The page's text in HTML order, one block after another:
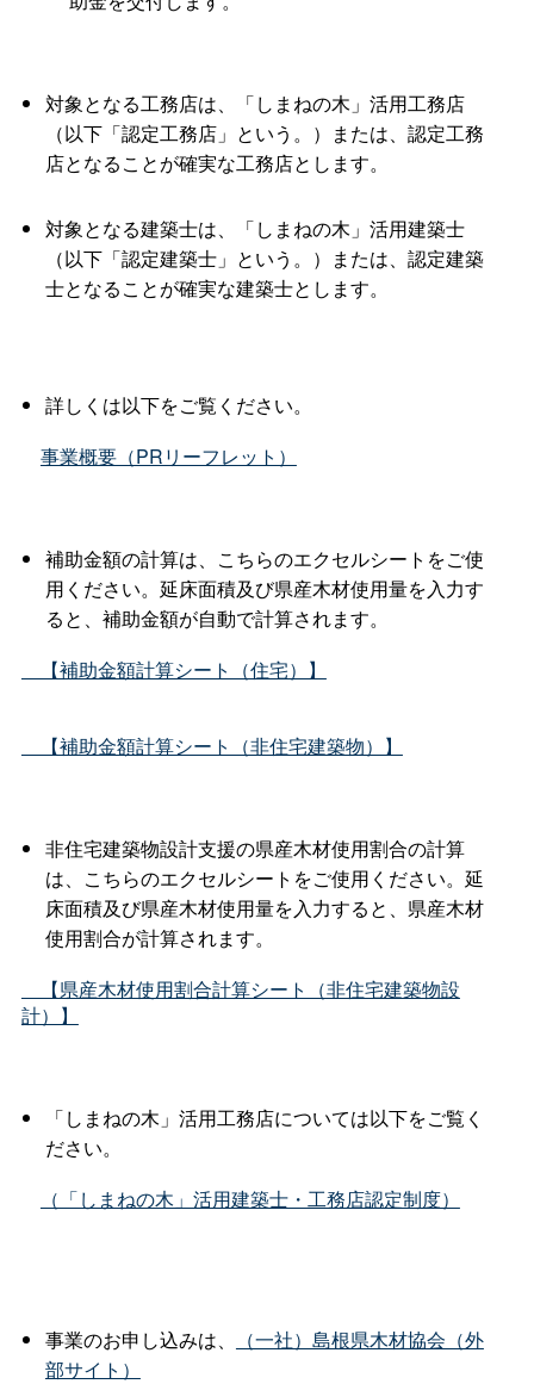
対象となる工務店は、「しまねの木」活用工務店
（以下「認定工務店」という。）または、認定工務
店となることが確実な工務店とします。
対象となる建築士は、「しまねの木」活用建築士
（以下「認定建築士」という。）または、認定建築
士となることが確実な建築士とします。
詳しくは以下をご覧ください。
事業概要（PRリーフレット）
補助金額の計算は、こちらのエクセルシートをご使
用ください。延床面積及び県産木材使用量を入力す
ると、補助金額が自動で計算されます。
【補助金額計算シート（住宅）】
【補助金額計算シート（非住宅建築物）】
非住宅建築物設計支援の県産木材使用割合の計算
は、こちらのエクセルシートをご使用ください。延
床面積及び県産木材使用量を入力すると、県産木材
使用割合が計算されます。
【県産木材使用割合計算シート（非住宅建築物設
計）】
「しまねの木」活用工務店については以下をご覧く
ださい。
（「しまねの木」活用建築士・工務店認定制度）
事業のお申し込みは、
（一社）島根県木材協会（外
部サイト）